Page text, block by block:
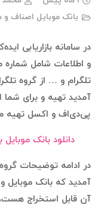
بانک موبایل اصناف
در سامانه بازاریابی
و اطلاعات شامل شماره
تلگرام و … از گروه
آمدید تهیه و برای
پی‌دی‌اف و اکسل تهیه
دانلود بانک
در ادامه توضیحات
آمدید که بانک موبایل
آن قابل استخراج